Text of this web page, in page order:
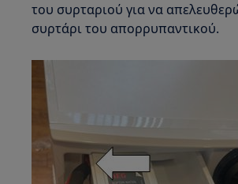
του συρταριού για να
συρτάρι του απορρυπαντικού.